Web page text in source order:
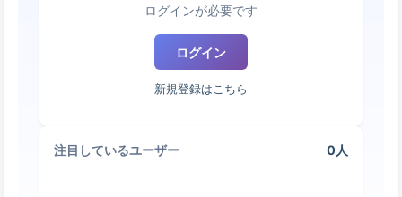
ログインが必要です
ログイン
新規登録はこちら
注目しているユーザー 0人